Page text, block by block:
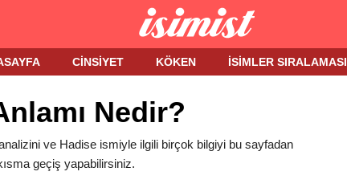
CINSIYET KÖKEN İSIMLER SIRALAMASI
Nedir?
ve Hadise ismiyle ilgili birçok bilgiyi bu sayfadan
geçiş yapabilirsiniz.